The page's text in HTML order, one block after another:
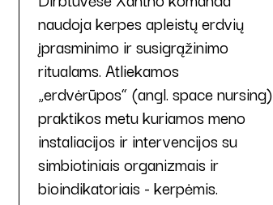
naudoja kerpes apleistų erdvių
įprasminimo ir susigrąžinimo
ritualams. Atliekamos
„erdvėrūpos“ (angl. space nursing)
praktikos metu kuriamos meno
instaliacijos ir intervencijos su
simbiotiniais organizmais ir
bioindikatoriais - kerpėmis.